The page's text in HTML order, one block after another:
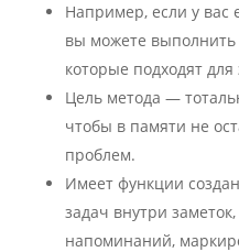
Например, если у вас
вы можете
которые подходят
Цель метода —
чтобы в памяти не
проблем.
Имеет функции
задач внутри
напоминаний,